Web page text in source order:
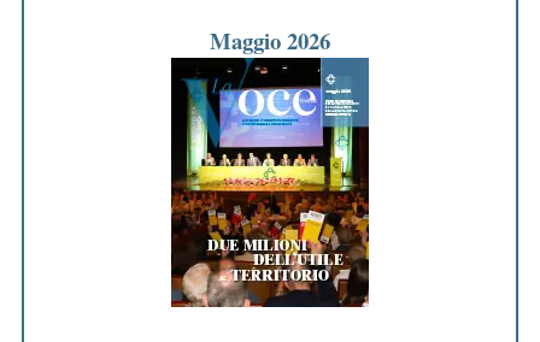
Maggio 2026